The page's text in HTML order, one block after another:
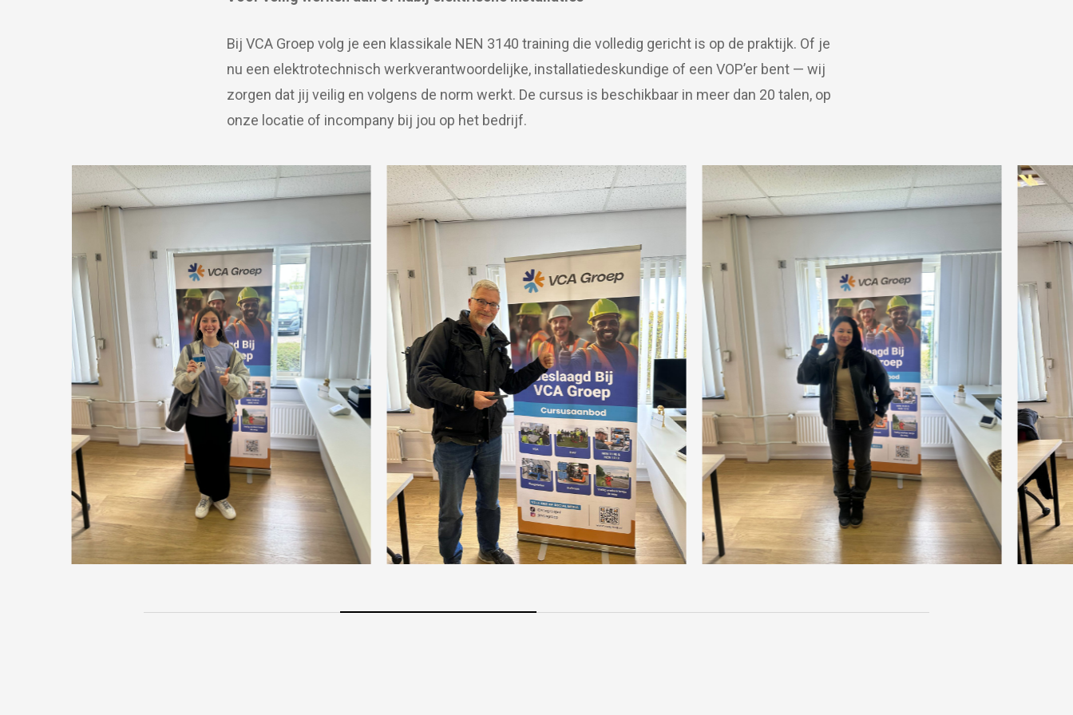
Bij VCA Groep volg je een klassikale NEN 3140 training die volledig gericht is op de praktijk. Of je
nu een elektrotechnisch werkverantwoordelijke, installatiedeskundige of een VOP’er bent — wij
zorgen dat jij veilig en volgens de norm werkt. De cursus is beschikbaar in meer dan 20 talen, op
onze locatie of incompany bij jou op het bedrijf.